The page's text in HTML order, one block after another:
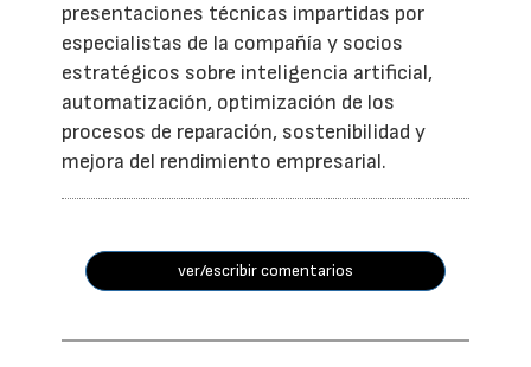
presentaciones técnicas impartidas por
especialistas de la compañía y socios
estratégicos sobre inteligencia artificial,
automatización, optimización de los
procesos de reparación, sostenibilidad y
mejora del rendimiento empresarial.
ver/escribir comentarios